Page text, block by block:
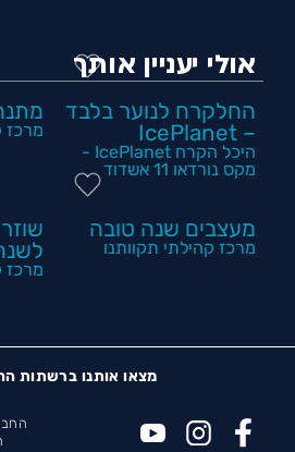
אולי יעניין אותך
החלקרח לנוער בלבד
– IcePlanet
היכל הקרח IcePlanet -
מקס נורדאו 11 אשדוד
מרכז
מעצבים שנה טובה
מרכז קהילתי תקוותנו
מרכז
מצאו אותנו ברשתות